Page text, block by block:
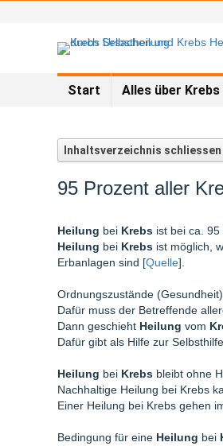
Start Alles über Krebs
95 Prozent aller
Heilung bei Krebs ist bei ca. 95
Heilung bei Krebs ist möglich,
Erbanlagen sind [Quelle].
Ordnungszustände
Dafür muss der Betreffende
Dann geschieht Heilung vom
Dafür gibt als Hilfe zur
Heilung bei Krebs bleibt ohne
Nachhaltige Heilung bei Krebs
Einer Heilung bei Krebs gehen
Bedingung für eine Heilung bei